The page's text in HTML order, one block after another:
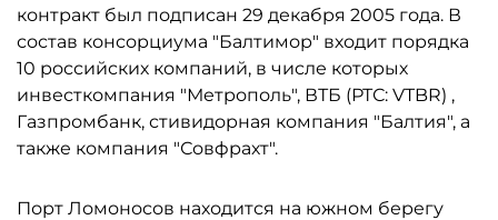
контракт был подписан 29 декабря 2005 года. В
состав консорциума "Балтимор" входит порядка
10 российских компаний, в числе которых
инвесткомпания "Метрополь", ВТБ (РТС: VTBR) ,
Газпромбанк, стивидорная компания "Балтия", а
также компания "Совфрахт".
Порт Ломоносов находится на южном берегу